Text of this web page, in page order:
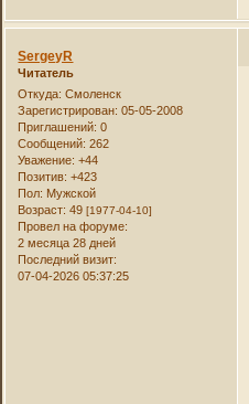
SergeyR
Читатель
Откуда: Смоленск
Зарегистрирован: 05-05-2008
Приглашений: 0
Сообщений: 262
Уважение: +44
Позитив: +423
Пол: Мужской
Возраст: 49[1977-04-10]
Провел на форуме:
2 месяца 28 дней
Последний визит:
07-04-2026 05:37:25